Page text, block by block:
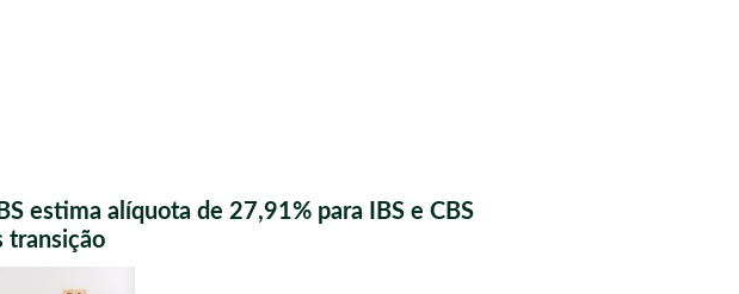
estima alíquota de 27,91% para IBS e CBS
transição